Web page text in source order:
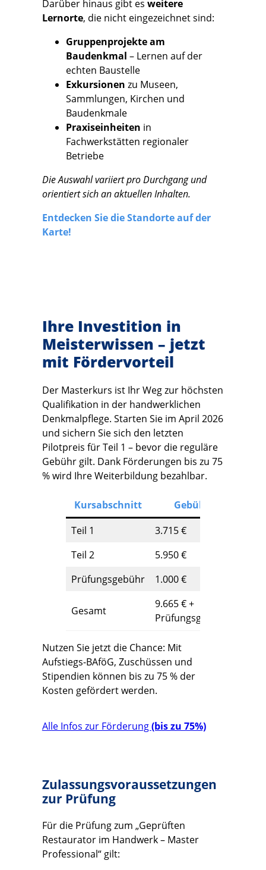
Darüber hinaus gibt es weitere
Lernorte, die nicht eingezeichnet sind:
Gruppenprojekte am
Baudenkmal – Lernen auf der
echten Baustelle
Exkursionen zu Museen,
Sammlungen, Kirchen und
Baudenkmale
Praxiseinheiten in
Fachwerkstätten regionaler
Betriebe
Die Auswahl variiert pro Durchgang und
orientiert sich an aktuellen Inhalten.
Entdecken Sie die Standorte auf der
Karte!
Ihre Investition in
Meisterwissen – jetzt
mit Fördervorteil
Der Masterkurs ist Ihr Weg zur höchsten
Qualifikation in der handwerklichen
Denkmalpflege. Starten Sie im April 2026
und sichern Sie sich den letzten
Pilotpreis für Teil 1 – bevor die reguläre
Gebühr gilt. Dank Förderungen bis zu 75
% wird Ihre Weiterbildung bezahlbar.
Kursabschnitt
Gebühr
Teil 1
3.715 €
Teil 2
5.950 €
Prüfungsgebühr
1.000 €
Gesamt
9.665 € +
Prüfungsgebühr
Nutzen Sie jetzt die Chance: Mit
Aufstiegs-BAföG, Zuschüssen und
Stipendien können bis zu 75 % der
Kosten gefördert werden.
Alle Infos zur Förderung(bis zu 75%)
Zulassungsvoraussetzungen
zur Prüfung
Für die Prüfung zum „Geprüften
Restaurator im Handwerk – Master
Professional“ gilt: